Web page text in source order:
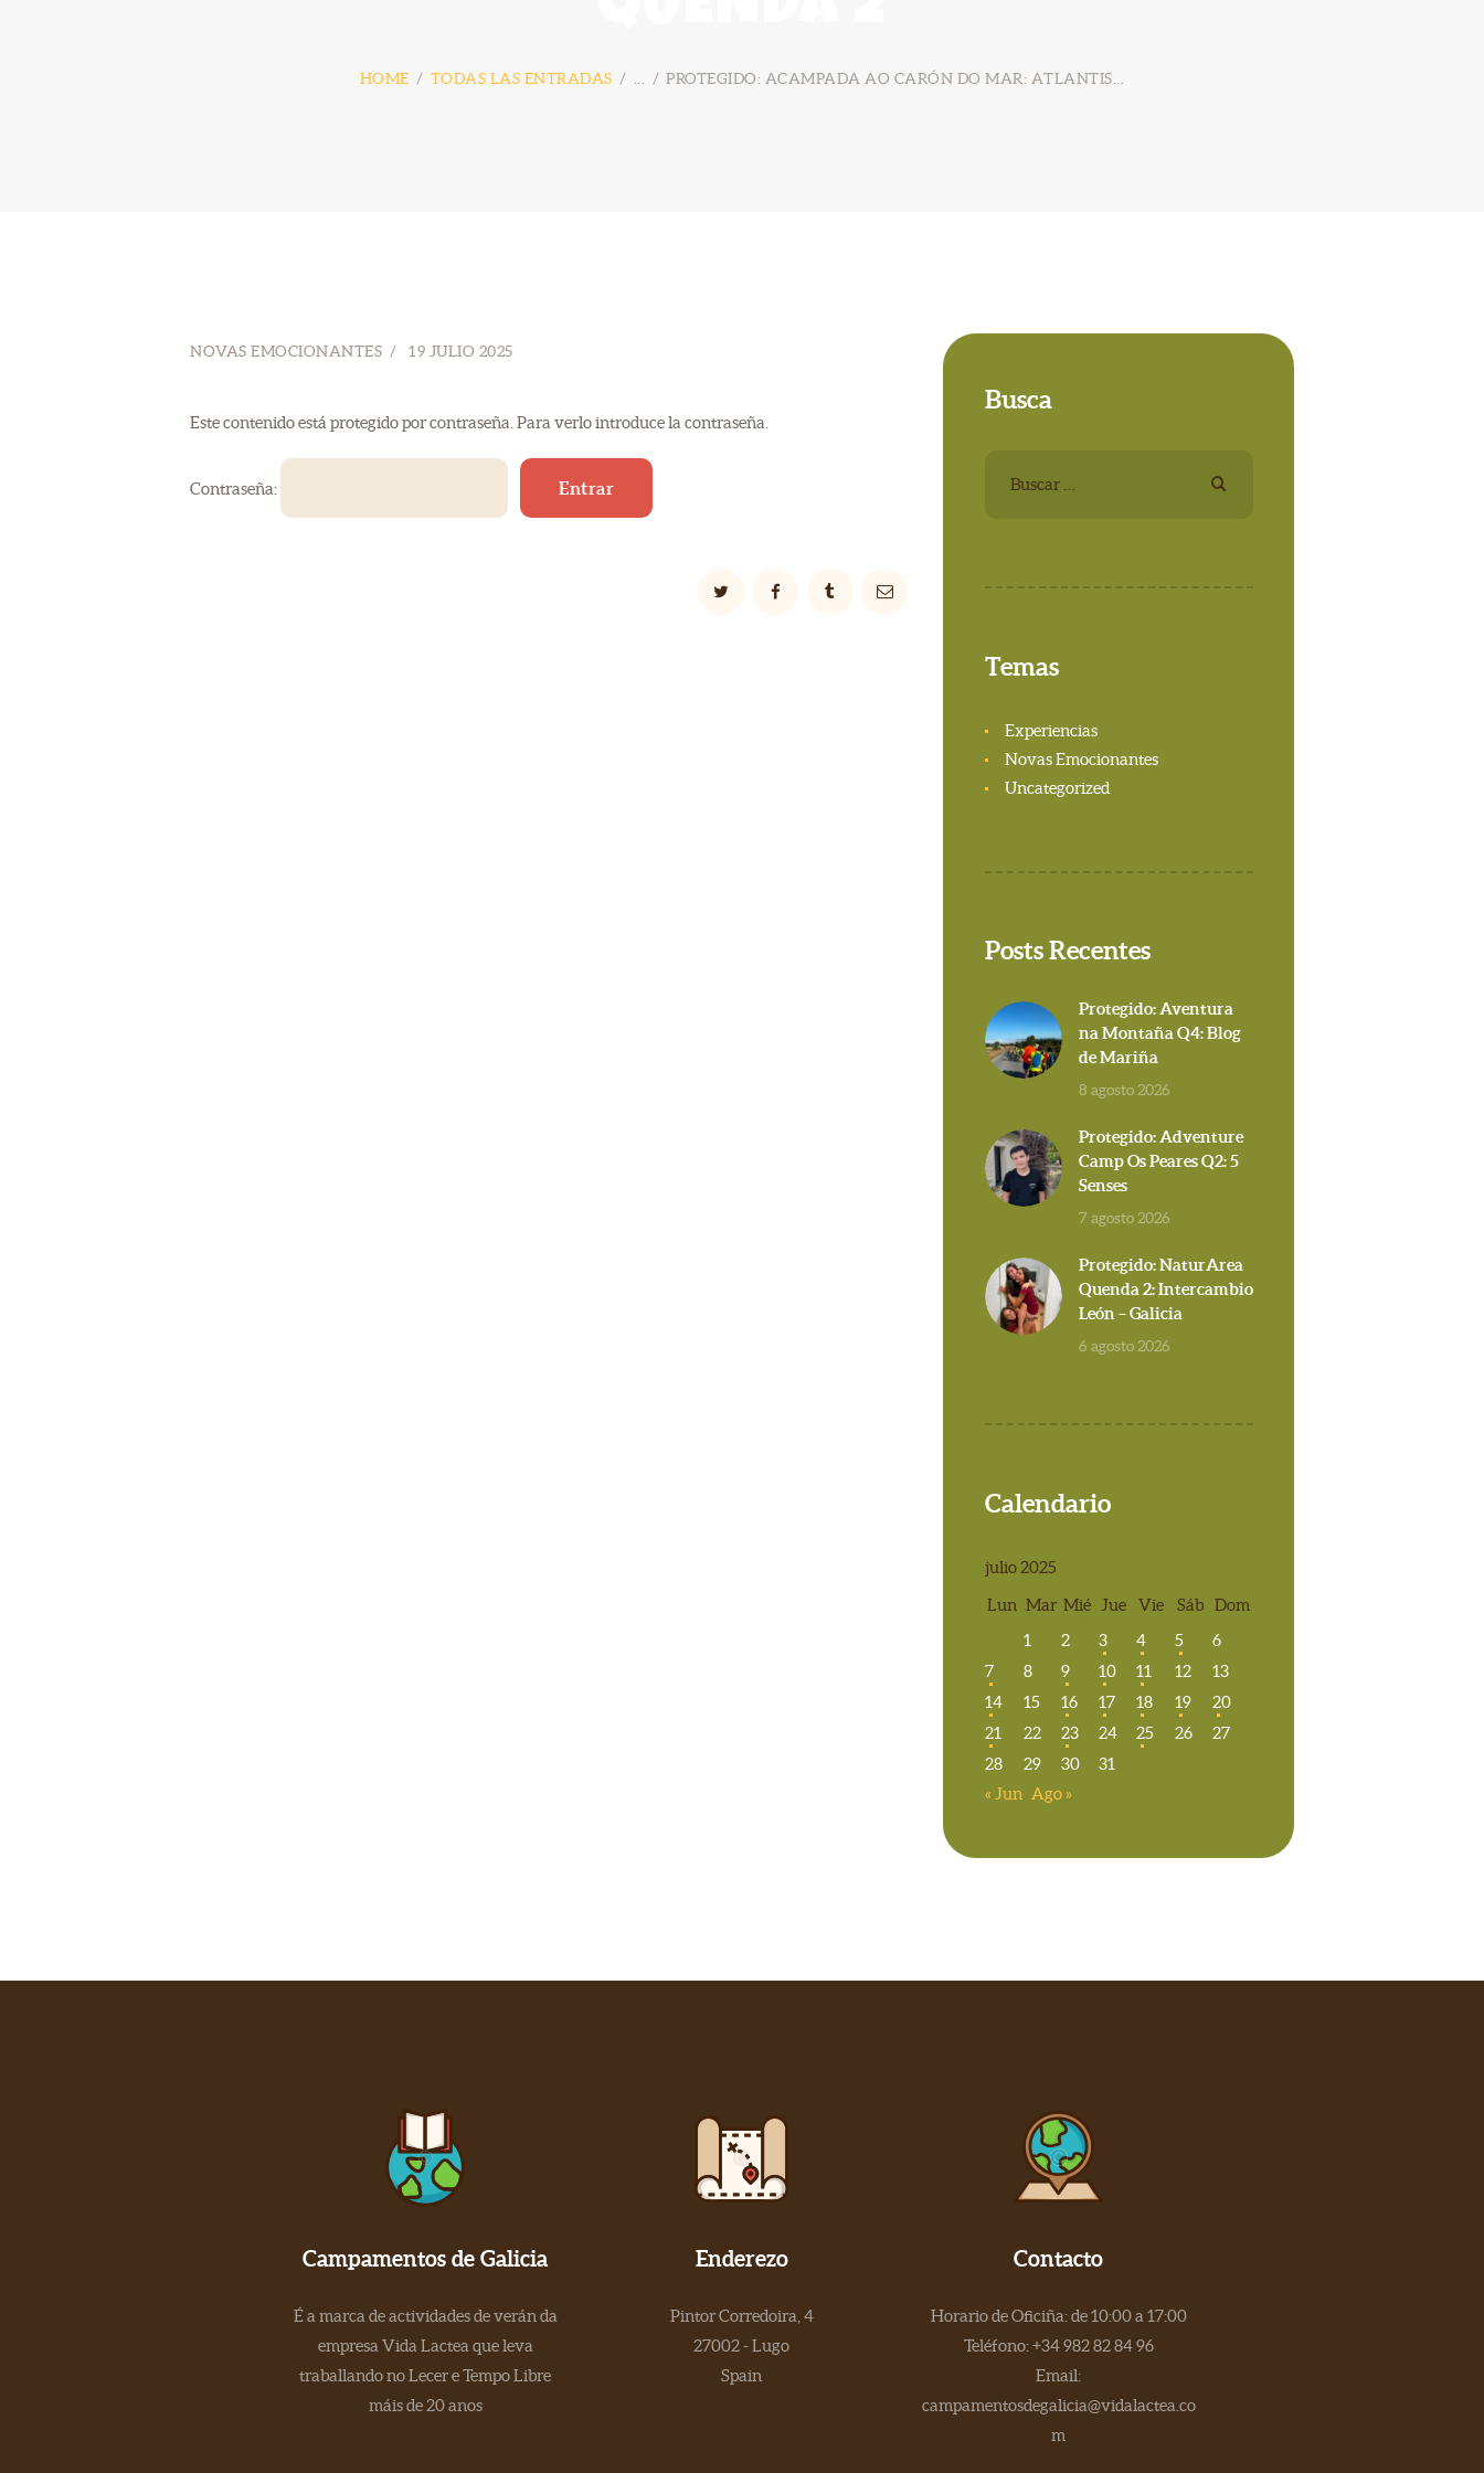
HOME TODAS LAS ENTRADAS PROTEGIDO: ACAMPADA AO CARÓN DO MAR: ATLANTIS...
NOVAS EMOCIONANTES 19 JULIO 2025
Este contenido está protegido por contraseña. Para verlo introduce la contraseña.
Contraseña:
Busca
Temas
Experiencias
Novas Emocionantes
Uncategorized
Posts Recentes
Protegido: Aventura
na Montaña Q4: Blog
de Mariña
8 agosto 2026
Protegido: Adventure
Camp Os Peares Q2: 5
Senses
7 agosto 2026
Protegido: NaturArea
Quenda 2: Intercambio
León – Galicia
6 agosto 2026
Calendario
julio 2025
Lun Mar Mié Jue Vie Sáb
Dom
1
2 3 4 5
6
7
8 9 10 11 12
13
14
15 16 17 18 19
20
21
22 23 24 25 26
27
28
29 30
31
« Jun Ago »
Campamentos de Galicia
É a marca de actividades de verán da
empresa Vida Lactea que leva
traballando no Lecer e Tempo Libre
máis de 20 anos
Enderezo
Pintor Corredoira, 4
27002 - Lugo
Spain
Contacto
Horario de Oficiña: de 10:00 a 17:00
Teléfono: +34 982 82 84 96
Email:
campamentosdegalicia@vidalactea.co
m